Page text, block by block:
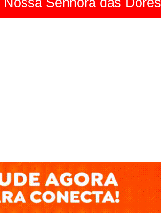
Senhora das Dores